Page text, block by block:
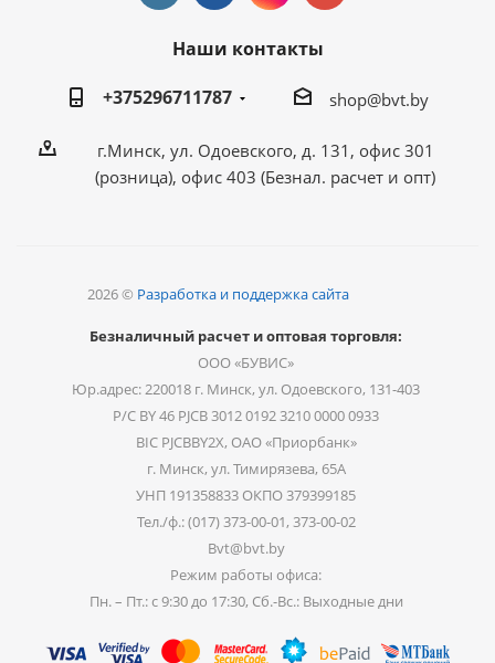
Наши контакты
+375296711787
shop@bvt.by
г.Минск, ул. Одоевского, д. 131, офис 301
(розница), офис 403 (Безнал. расчет и опт)
2026 © Разработка и поддержка сайта
Безналичный расчет и оптовая торговля:
ООО «БУВИС»
Юр.адрес: 220018 г. Минск, ул. Одоевского, 131-403
Р/С BY 46 PJCB 3012 0192 3210 0000 0933
BIC PJCBBY2X, ОАО «Приорбанк»
г. Минск, ул. Тимирязева, 65А
УНП 191358833 ОКПО 379399185
Тел./ф.: (017) 373-00-01, 373-00-02
Bvt@bvt.by
Режим работы офиса:
Пн. – Пт.: с 9:30 до 17:30, Сб.-Вс.: Выходные дни